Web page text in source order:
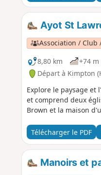
Ayot St
Association / Club
8,80 km
+74 m
Départ à Kimpton
Explore le paysage
et comprend deux
Brown et la maison
Télécharger le PDF
Manoirs et